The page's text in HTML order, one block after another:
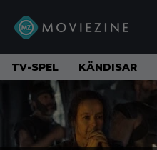
TV-SPEL KÄNDISAR